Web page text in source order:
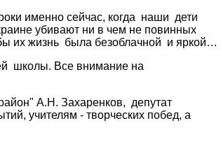
именно сейчас, когда наши дети
убивают ни в чем не повинных
их жизнь была безоблачной и яркой…
школы. Все внимание на
А.Н. Захаренков, депутат
учителям - творческих побед, а